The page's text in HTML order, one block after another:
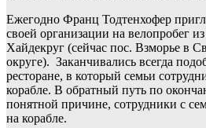
Ежегодно Франц Тодтенхофер
своей организации на велопробег
Хайдекруг (сейчас пос. Взморье в
округе). Заканчивались всегда
ресторане, в который семьи
корабле. В обратный путь по
понятной причине, сотрудники с
на корабле.